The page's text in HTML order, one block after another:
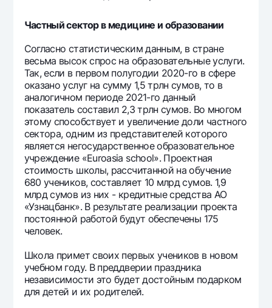
Частный сектор в медицине и образовании
Согласно статистическим данным, в стране
весьма высок спрос на образовательные услуги.
Так, если в первом полугодии 2020-го в сфере
оказано услуг на сумму 1,5 трлн сумов, то в
аналогичном периоде 2021-го данный
показатель составил 2,3 трлн сумов. Во многом
этому способствует и увеличение доли частного
сектора, одним из представителей которого
является негосударственное образовательное
учреждение «Euroasia school». Проектная
стоимость школы, рассчитанной на обучение
680 учеников, составляет 10 млрд сумов. 1,9
млрд сумов из них - кредитные средства АО
«Узнацбанк». В результате реализации проекта
постоянной работой будут обеспечены 175
человек.
Школа примет своих первых учеников в новом
учебном году. В преддверии праздника
независимости это будет достойным подарком
для детей и их родителей.